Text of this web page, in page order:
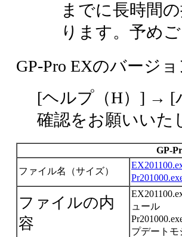
までに長時間
ります。予め
GP-Pro EXのバージ
[ヘルプ（H）] → [
確認をお願いいた
GP-
ファイル名（サイズ）
ファイルの内
容
ュール
プデートモ